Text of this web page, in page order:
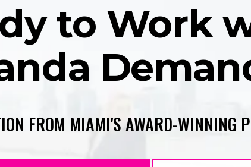
to Work
FROM MIAMI'S AWARD-WINNING